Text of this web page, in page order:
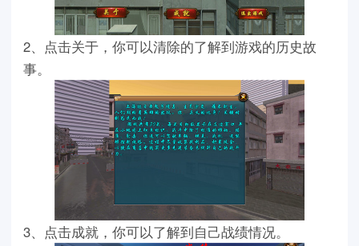
2、点击关于，你可以清除的了解到游戏的历史故
事。
3、点击成就，你可以了解到自己战绩情况。